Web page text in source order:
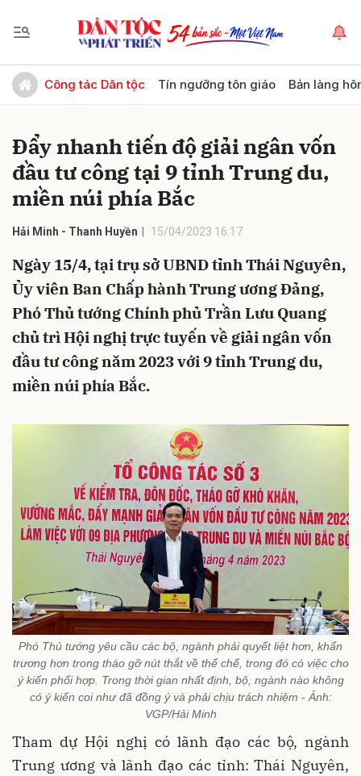
Công tác Dân tộc Tín ngưỡng tôn giáo Bản làng
Đẩy nhanh tiến độ giải ngân vốn
đầu tư công tại 9 tỉnh Trung du,
miền núi phía Bắc
Hải Minh - Thanh Huyền 15/04/2023 16:17
Ngày 15/4, tại trụ sở UBND tỉnh Thái Nguyên,
Ủy viên Ban Chấp hành Trung ương Đảng,
Phó Thủ tướng Chính phủ Trần Lưu Quang
chủ trì Hội nghị trực tuyến về giải ngân vốn
đầu tư công năm 2023 với 9 tỉnh Trung du,
miền núi phía Bắc.
Phó Thủ tướng yêu cầu các bộ, ngành phải quyết liệt hơn, khẩn
trương hơn trong tháo gỡ nút thắt về thể chế, trong đó có việc cho
ý kiến phối hợp. Trong thời gian nhất định, bộ, ngành nào không
có ý kiến coi như đã đồng ý và phải chịu trách nhiệm - Ảnh:
VGP/Hải Minh
Tham dự Hội nghị có lãnh đạo các bộ, ngành
Trung ương và lãnh đạo các tỉnh: Thái Nguyên,
Gửi bình luận